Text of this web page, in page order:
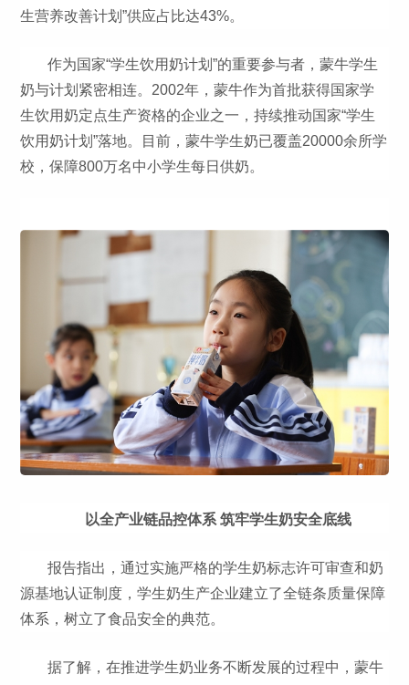
生营养改善计划”供应占比达43%。
作为国家“学生饮用奶计划”的重要参与者，蒙牛学生
奶与计划紧密相连。2002年，蒙牛作为首批获得国家学
生饮用奶定点生产资格的企业之一，持续推动国家“学生
饮用奶计划”落地。目前，蒙牛学生奶已覆盖20000余所学
校，保障800万名中小学生每日供奶。
以全产业链品控体系 筑牢学生奶安全底线
报告指出，通过实施严格的学生奶标志许可审查和奶
源基地认证制度，学生奶生产企业建立了全链条质量保障
体系，树立了食品安全的典范。
据了解，在推进学生奶业务不断发展的过程中，蒙牛